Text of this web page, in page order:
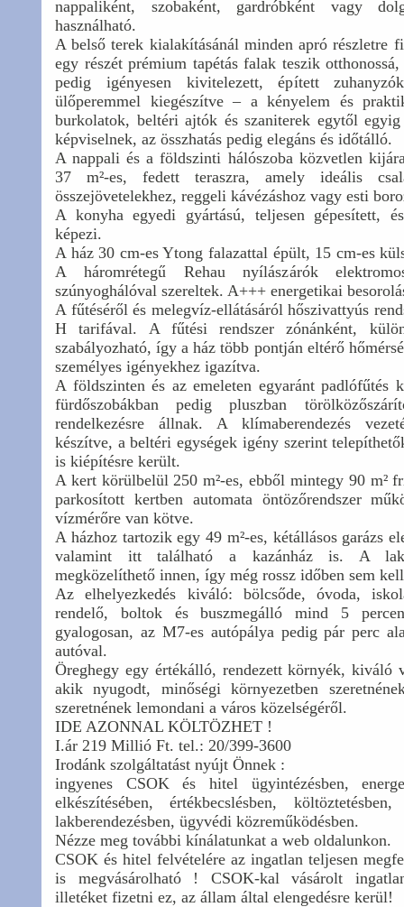
nappaliként, szobaként, gardróbként vagy
használható.
A belső terek kialakításánál minden apró részletre
egy részét prémium tapétás falak teszik
pedig igényesen kivitelezett, épített
ülőperemmel kiegészítve – a kényelem és
burkolatok, beltéri ajtók és szaniterek egytől egyig
képviselnek, az összhatás pedig elegáns és időtálló.
A nappali és a földszinti hálószoba közvetlen
37 m²-es, fedett teraszra, amely ideális
összejövetelekhez, reggeli kávézáshoz vagy esti
A konyha egyedi gyártású, teljesen gépesített,
képezi.
A ház 30 cm-es Ytong falazattal épült, 15 cm-es
A háromrétegű Rehau nyílászárók
szúnyoghálóval szereltek. A+++ energetikai
A fűtéséről és melegvíz-ellátásáról hőszivattyús
H tarifával. A fűtési rendszer zónánként,
szabályozható, így a ház több pontján eltérő
személyes igényekhez igazítva.
A földszinten és az emeleten egyaránt padlófűtés
fürdőszobákban pedig pluszban
rendelkezésre állnak. A klímaberendezés
készítve, a beltéri egységek igény szerint
is kiépítésre került.
A kert körülbelül 250 m²-es, ebből mintegy 90 m²
parkosított kertben automata öntözőrendszer
vízmérőre van kötve.
A házhoz tartozik egy 49 m²-es, kétállásos garázs
valamint itt található a kazánház is. A
megközelíthető innen, így még rossz időben sem
Az elhelyezkedés kiváló: bölcsőde, óvoda,
rendelő, boltok és buszmegálló mind 5
gyalogosan, az M7-es autópálya pedig pár perc
autóval.
Öreghegy egy értékálló, rendezett környék, kiváló
akik nyugodt, minőségi környezetben
szeretnének lemondani a város közelségéről.
IDE AZONNAL KÖLTÖZHET !
I.ár 219 Millió Ft. tel.: 20/399-3600
Irodánk szolgáltatást nyújt Önnek :
ingyenes CSOK és hitel ügyintézésben,
elkészítésében, értékbecslésben, költöztetésben,
lakberendezésben, ügyvédi közreműködésben.
Nézze meg további kínálatunkat a web oldalunkon.
CSOK és hitel felvételére az ingatlan teljesen
is megvásárolható ! CSOK-kal vásárolt
illetéket fizetni ez, az állam által elengedésre kerül!